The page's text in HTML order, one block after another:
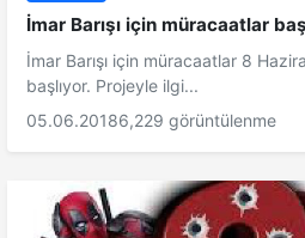
İmar Barışı için müracaatlar
İmar Barışı için müracaatlar 8
başlıyor. Projeyle ilgi...
05.06.20186,229 görüntülenme